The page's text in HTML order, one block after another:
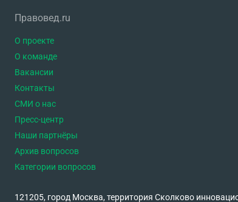
Правовед.ru
О проекте
О команде
Вакансии
Контакты
СМИ о нас
Пресс-центр
Наши партнёры
Архив вопросов
Категории вопросов
121205, город Москва, территория Сколково